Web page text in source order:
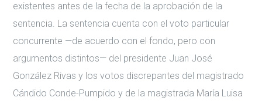
existentes antes de la fecha de la aprobación de la
sentencia. La sentencia cuenta con el voto particular
concurrente —de acuerdo con el fondo, pero con
argumentos distintos— del presidente Juan José
González Rivas y los votos discrepantes del magistrado
Cándido Conde-Pumpido y de la magistrada María Luisa